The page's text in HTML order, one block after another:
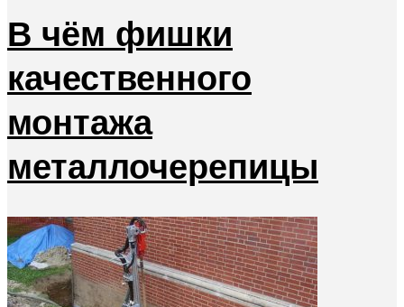
В чём фишки
качественного
монтажа
металлочерепицы